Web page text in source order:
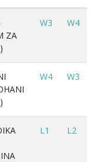
ZA
W3 W4
W4 W3
L1 L2